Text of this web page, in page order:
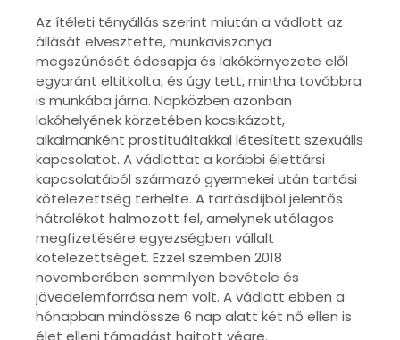
Az ítéleti tényállás szerint miután a vádlott az
állását elvesztette, munkaviszonya
megszűnését édesapja és lakókörnyezete elől
egyaránt eltitkolta, és úgy tett, mintha továbbra
is munkába járna. Napközben azonban
lakóhelyének körzetében kocsikázott,
alkalmanként prostituáltakkal létesített szexuális
kapcsolatot. A vádlottat a korábbi élettársi
kapcsolatából származó gyermekei után tartási
kötelezettség terhelte. A tartásdíjból jelentős
hátralékot halmozott fel, amelynek utólagos
megfizetésére egyezségben vállalt
kötelezettséget. Ezzel szemben 2018
novemberében semmilyen bevétele és
jövedelemforrása nem volt. A vádlott ebben a
hónapban mindössze 6 nap alatt két nő ellen is